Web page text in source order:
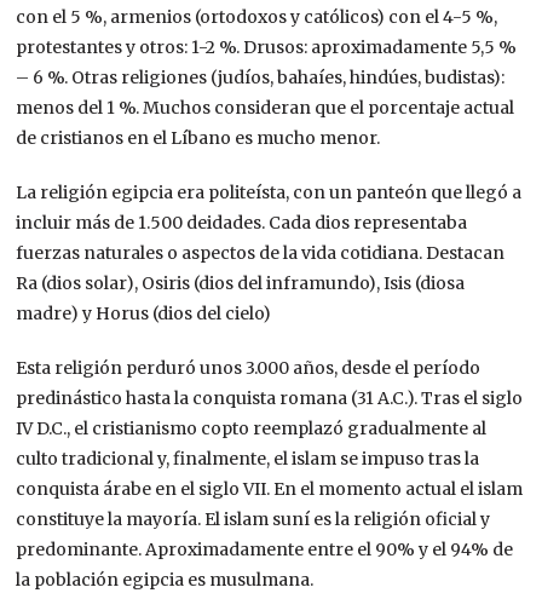
con el 5 %, armenios (ortodoxos y católicos) con el 4-5 %,
protestantes y otros: 1-2 %. Drusos: aproximadamente 5,5 %
– 6 %. Otras religiones (judíos, bahaíes, hindúes, budistas):
menos del 1 %. Muchos consideran que el porcentaje actual
de cristianos en el Líbano es mucho menor.
La religión egipcia era politeísta, con un panteón que llegó a
incluir más de 1.500 deidades. Cada dios representaba
fuerzas naturales o aspectos de la vida cotidiana. Destacan
Ra (dios solar), Osiris (dios del inframundo), Isis (diosa
madre) y Horus (dios del cielo)
Esta religión perduró unos 3.000 años, desde el período
predinástico hasta la conquista romana (31 A.C.). Tras el siglo
IV D.C., el cristianismo copto reemplazó gradualmente al
culto tradicional y, finalmente, el islam se impuso tras la
conquista árabe en el siglo VII. En el momento actual el islam
constituye la mayoría. El islam suní es la religión oficial y
predominante. Aproximadamente entre el 90% y el 94% de
la población egipcia es musulmana.